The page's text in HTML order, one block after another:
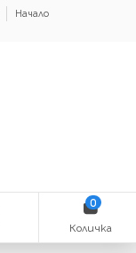
Начало
0
Количка